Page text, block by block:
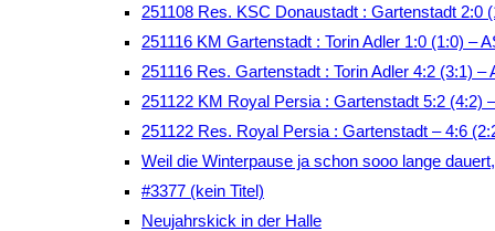
251108 Res. KSC Donaustadt : Gartenstadt 2:0
251116 KM Gartenstadt : Torin Adler 1:0 (1:0) –
251116 Res. Gartenstadt : Torin Adler 4:2 (3:1) –
251122 KM Royal Persia : Gartenstadt 5:2 (4:2)
251122 Res. Royal Persia : Gartenstadt – 4:6
Weil die Winterpause ja schon sooo lange
#3377 (kein Titel)
Neujahrskick in der Halle